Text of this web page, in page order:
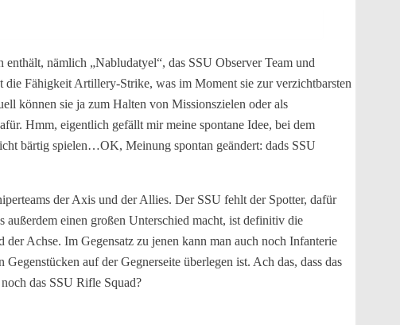
nämlich „Nabludatyel“, das SSU Observer Team und
die Fähigkeit Artillery-Strike, was im Moment sie zur verzichtbarsten
können sie ja zum Halten von Missionszielen oder als
Hmm, eigentlich gefällt mir meine spontane Idee, bei dem
bärtig spielen…OK, Meinung spontan geändert: dads SSU
der Axis und der Allies. Der SSU fehlt der Spotter, dafür
einen großen Unterschied macht, ist definitiv die
Achse. Im Gegensatz zu jenen kann man auch noch Infanterie
auf der Gegnerseite überlegen ist. Ach das, dass das
das SSU Rifle Squad?